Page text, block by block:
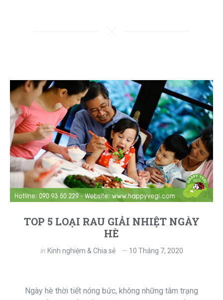
TOP 5 LOẠI RAU GIẢI NHIỆT NGÀY
HÈ
in Kinh nghiệm & Chia sẻ 10 Tháng 7, 2020
Ngày hè thời tiết nóng bức, không những tâm trạng